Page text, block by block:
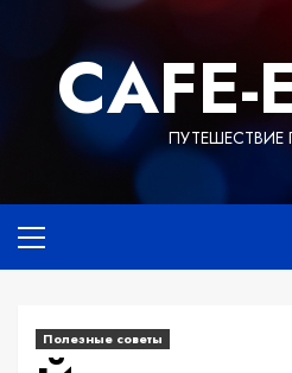
содержимому
СAFE-
меню
Полезные советы